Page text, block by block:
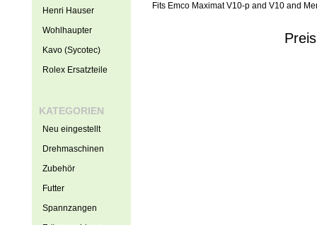
Fits Emco Maximat V10-p and V10 and
Henri Hauser
Wohlhaupter
Kavo (Sycotec)
Rolex Ersatzteile
KATEGORIEN
Neu eingestellt
Drehmaschinen
Zubehör
Futter
Spannzangen